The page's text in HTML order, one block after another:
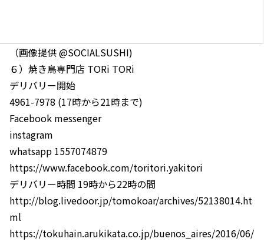
（画像提供 @SOCIALSUSHI)
６）焼き鳥専門店 TORi TORi
デリバリー開始
4961-7978 (17時から21時まで)
Facebook messenger
instagram
whatsapp 1557074879
https://www.facebook.com/toritori.yakitori
デリバリー時間 19時から22時の間
http://blog.livedoor.jp/tomokoar/archives/52138014.ht
ml
https://tokuhain.arukikata.co.jp/buenos_aires/2016/06/